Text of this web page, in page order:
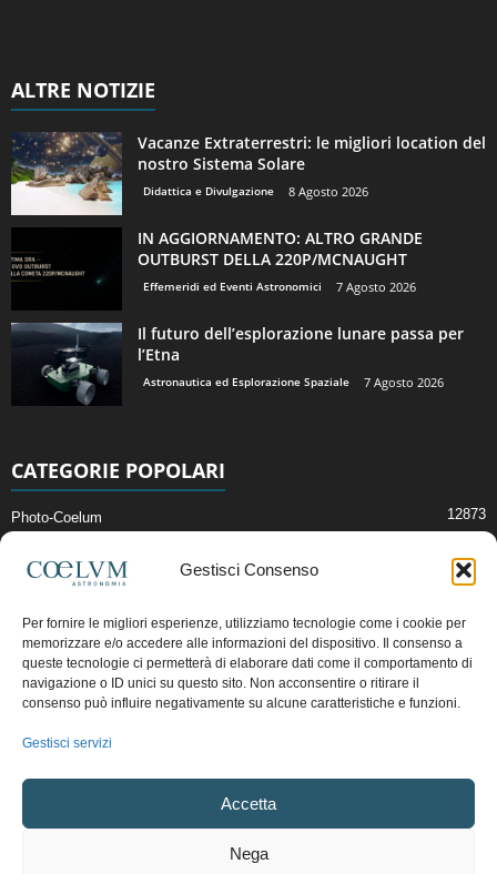
Gestisci Consenso
Per fornire le migliori esperienze, utilizziamo tecnologie come i cookie per
memorizzare e/o accedere alle informazioni del dispositivo. Il consenso a
queste tecnologie ci permetterà di elaborare dati come il comportamento di
navigazione o ID unici su questo sito. Non acconsentire o ritirare il
consenso può influire negativamente su alcune caratteristiche e funzioni.
Gestisci servizi
Accetta
Nega
ALTRE NOTIZIE
Vacanze Extraterrestri: le migliori location del
nostro Sistema Solare
Didattica e Divulgazione 8 Agosto 2026
IN AGGIORNAMENTO: ALTRO GRANDE
OUTBURST DELLA 220P/MCNAUGHT
Effemeridi ed Eventi Astronomici 7 Agosto 2026
Il futuro dell’esplorazione lunare passa per
l’Etna
Astronautica ed Esplorazione Spaziale 7 Agosto 2026
CATEGORIE POPOLARI
Photo-Coelum 12873
News di Astronomia 2412
Cielo del Mese
Astronomia, Astrofisica e Cosmologia
Articoli e Risorse On-Line
Copyright © 1997 - 2024 vietata la riproduzione.